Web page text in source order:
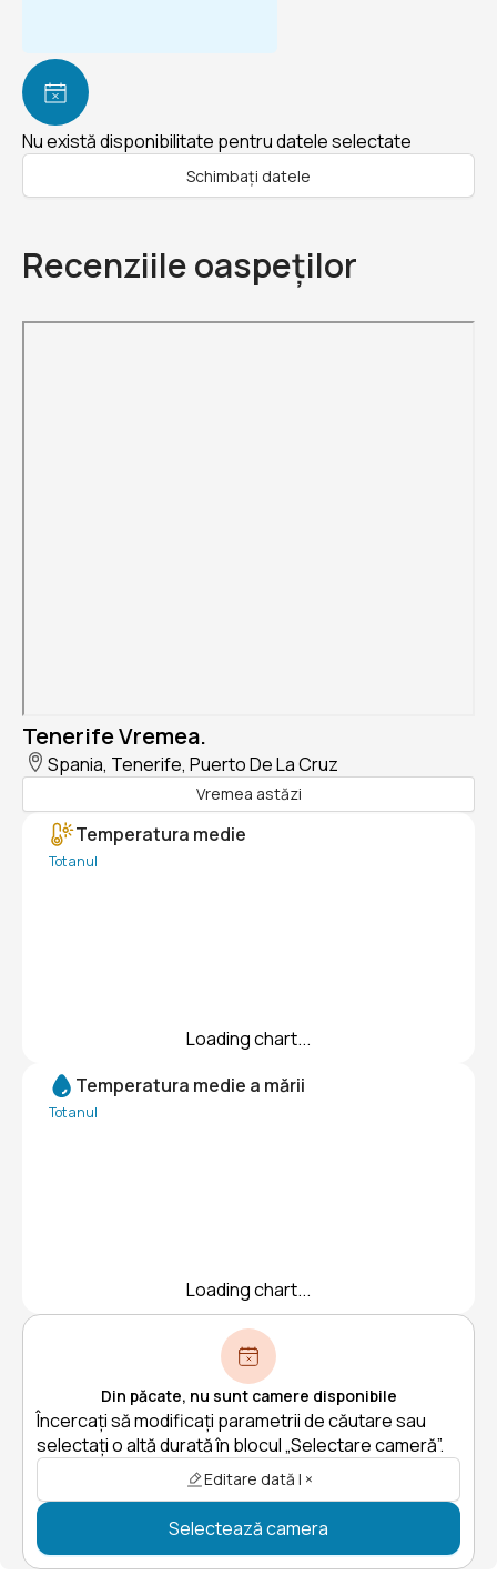
Nu există disponibilitate pentru datele selectate
Schimbați datele
Recenziile oaspeților
Tenerife Vremea.
Spania, Tenerife, Puerto De La Cruz
Vremea astăzi
Temperatura medie
Tot anul
Loading chart...
Temperatura medie a mării
Tot anul
Loading chart...
Din păcate, nu sunt camere disponibile
Încercați să modificați parametrii de căutare sau
selectați o altă durată în blocul „Selectare cameră”.
Editare dată | ×
Selectează camera